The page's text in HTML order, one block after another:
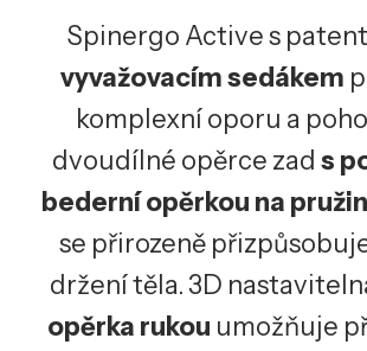
Spinergo Active s
vyvažovacím sedákem
komplexní oporu a
dvoudílné opěrce zad s
bederní opěrkou na
se přirozeně
držení těla. 3D
opěrka rukou umožňuje